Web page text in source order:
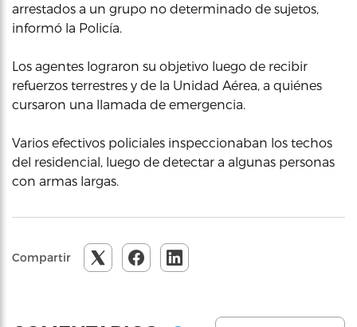
arrestados a un grupo no determinado de sujetos,
informó la Policía.
Los agentes lograron su objetivo luego de recibir
refuerzos terrestres y de la Unidad Aérea, a quiénes
cursaron una llamada de emergencia.
Varios efectivos policiales inspeccionaban los techos
del residencial, luego de detectar a algunas personas
con armas largas.
Compartir